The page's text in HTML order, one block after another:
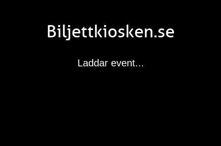
Biljettkiosken.se
Laddar event...